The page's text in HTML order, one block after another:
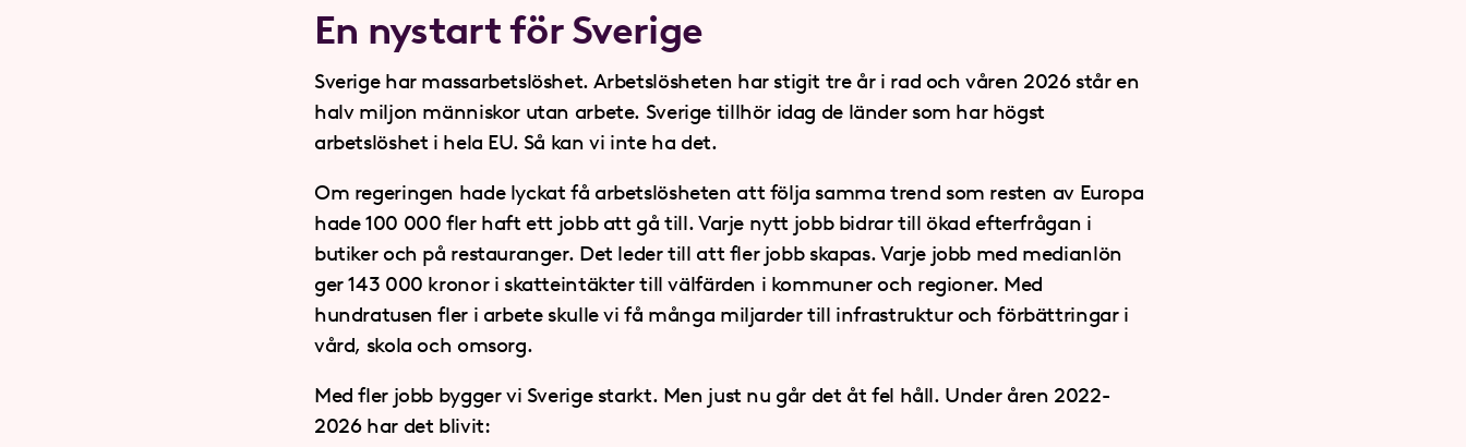
En nystart för Sverige
Sverige har massarbetslöshet. Arbetslösheten har stigit tre år i rad och våren 2026 står en
halv miljon människor utan arbete. Sverige tillhör idag de länder som har högst
arbetslöshet i hela EU. Så kan vi inte ha det.
Om regeringen hade lyckat få arbetslösheten att följa samma trend som resten av Europa
hade 100 000 fler haft ett jobb att gå till. Varje nytt jobb bidrar till ökad efterfrågan i
butiker och på restauranger. Det leder till att fler jobb skapas. Varje jobb med medianlön
ger 143 000 kronor i skatteintäkter till välfärden i kommuner och regioner. Med
hundratusen fler i arbete skulle vi få många miljarder till infrastruktur och förbättringar i
vård, skola och omsorg.
Med fler jobb bygger vi Sverige starkt. Men just nu går det åt fel håll. Under åren 2022-
2026 har det blivit: